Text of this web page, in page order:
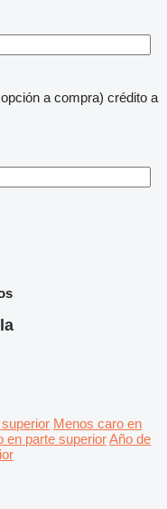
a compra) crédito a
Menos caro en
en parte superiorAño de